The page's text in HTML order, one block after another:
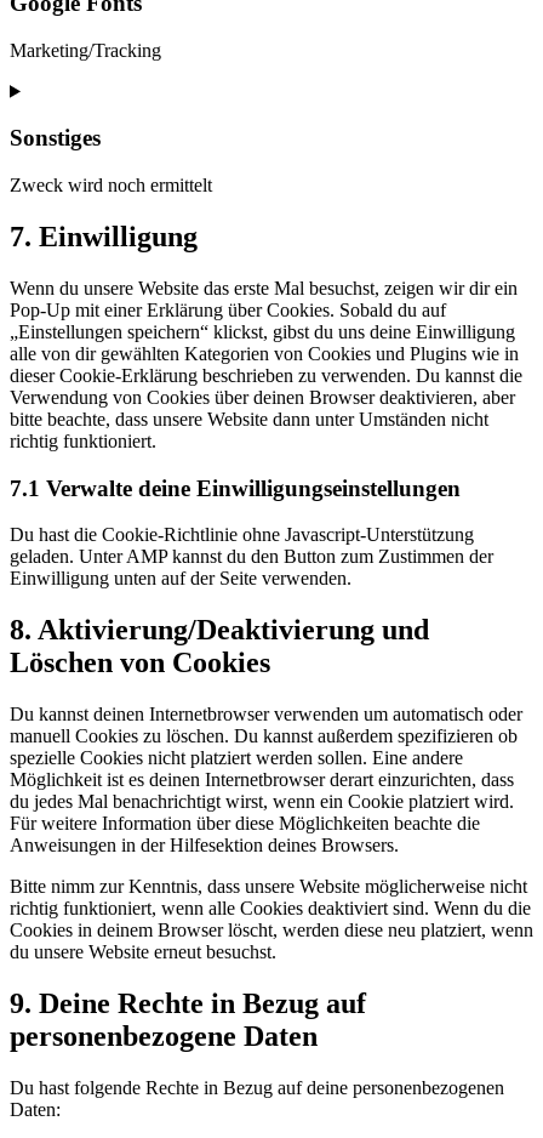
polylang
Marketing/Tracking
Consent
service
fonts
Sonstiges
Zweck wird noch ermittelt
Consent
to
sonstiges
7. Einwilligung
Wenn du unsere Website das erste Mal besuchst, zeigen wir dir ein
Pop-Up mit einer Erklärung über Cookies. Sobald du auf
„Einstellungen speichern“ klickst, gibst du uns deine Einwilligung
alle von dir gewählten Kategorien von Cookies und Plugins wie in
dieser Cookie-Erklärung beschrieben zu verwenden. Du kannst die
Verwendung von Cookies über deinen Browser deaktivieren, aber
bitte beachte, dass unsere Website dann unter Umständen nicht
richtig funktioniert.
7.1 Verwalte deine Einwilligungseinstellungen
Du hast die Cookie-Richtlinie ohne Javascript-Unterstützung
geladen. Unter AMP kannst du den Button zum Zustimmen der
Einwilligung unten auf der Seite verwenden.
8. Aktivierung/Deaktivierung und
Löschen von Cookies
Du kannst deinen Internetbrowser verwenden um automatisch oder
manuell Cookies zu löschen. Du kannst außerdem spezifizieren ob
spezielle Cookies nicht platziert werden sollen. Eine andere
Möglichkeit ist es deinen Internetbrowser derart einzurichten, dass
du jedes Mal benachrichtigt wirst, wenn ein Cookie platziert wird.
Für weitere Information über diese Möglichkeiten beachte die
Anweisungen in der Hilfesektion deines Browsers.
Bitte nimm zur Kenntnis, dass unsere Website möglicherweise nicht
richtig funktioniert, wenn alle Cookies deaktiviert sind. Wenn du die
Cookies in deinem Browser löscht, werden diese neu platziert, wenn
du unsere Website erneut besuchst.
9. Deine Rechte in Bezug auf
personenbezogene Daten
Du hast folgende Rechte in Bezug auf deine personenbezogenen
Daten: